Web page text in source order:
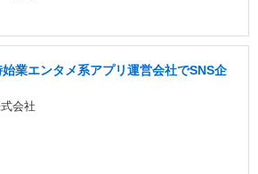
業エンタメ系アプリ運営会社でSNS企
会社